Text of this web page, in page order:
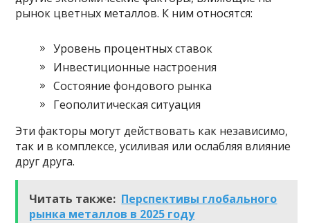
рынок цветных металлов. К ним относятся:
Уровень процентных ставок
Инвестиционные настроения
Состояние фондового рынка
Геополитическая ситуация
Эти факторы могут действовать как независимо,
так и в комплексе, усиливая или ослабляя влияние
друг друга.
Читать также: Перспективы глобального
рынка металлов в 2025 году